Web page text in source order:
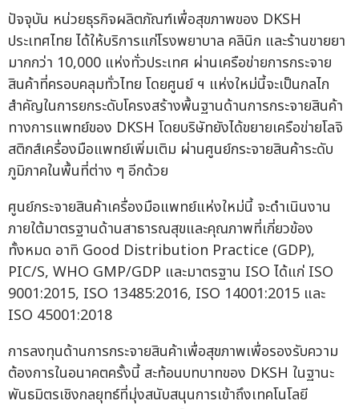
ปัจจุบัน หน่วยธุรกิจผลิตภัณฑ์เพื่อสุขภาพของ DKSH
ประเทศไทย ได้ให้บริการแก่โรงพยาบาล คลินิก และร้านขายยา
มากกว่า 10,000 แห่งทั่วประเทศ ผ่านเครือข่ายการกระจาย
สินค้าที่ครอบคลุมทั่วไทย โดยศูนย์ ฯ แห่งใหม่นี้จะเป็นกลไก
สำคัญในการยกระดับโครงสร้างพื้นฐานด้านการกระจายสินค้า
ทางการแพทย์ของ DKSH โดยบริษัทยังได้ขยายเครือข่ายโลจิ
สติกส์เครื่องมือแพทย์เพิ่มเติม ผ่านศูนย์กระจายสินค้าระดับ
ภูมิภาคในพื้นที่ต่าง ๆ อีกด้วย
ศูนย์กระจายสินค้าเครื่องมือแพทย์แห่งใหม่นี้ จะดำเนินงาน
ภายใต้มาตรฐานด้านสาธารณสุขและคุณภาพที่เกี่ยวข้อง
ทั้งหมด อาทิ Good Distribution Practice (GDP),
PIC/S, WHO GMP/GDP และมาตรฐาน ISO ได้แก่ ISO
9001:2015, ISO 13485:2016, ISO 14001:2015 และ
ISO 45001:2018
การลงทุนด้านการกระจายสินค้าเพื่อสุขภาพเพื่อรองรับความ
ต้องการในอนาคตครั้งนี้ สะท้อนบทบาทของ DKSH ในฐานะ
พันธมิตรเชิงกลยุทธ์ที่มุ่งสนับสนุนการเข้าถึงเทคโนโลยี